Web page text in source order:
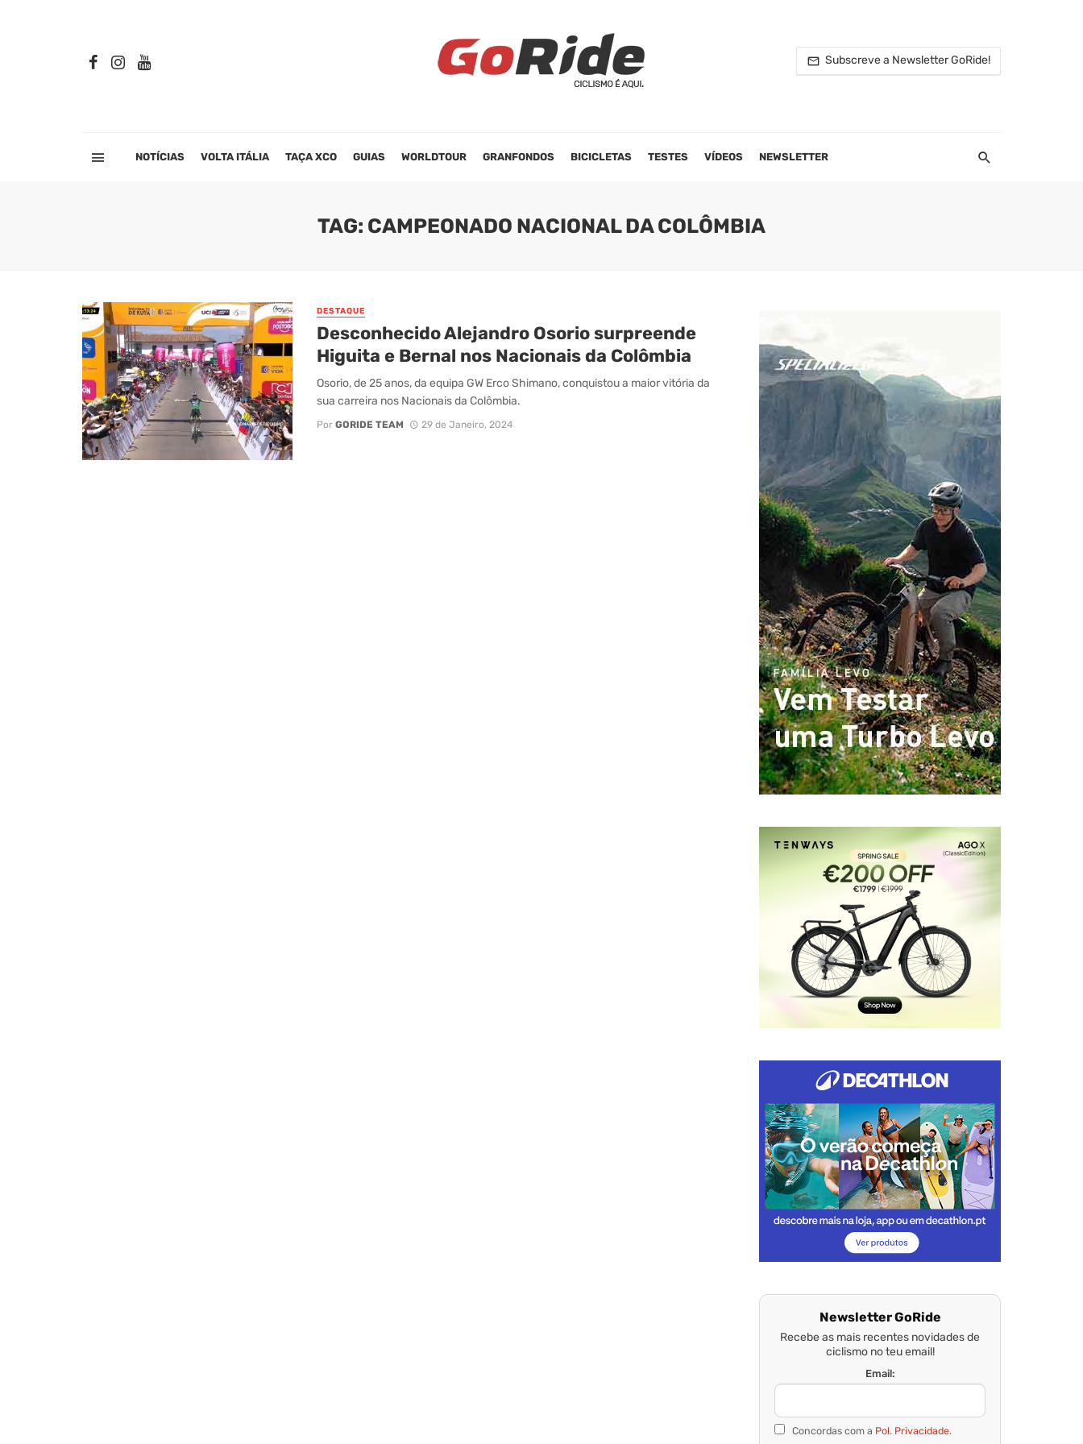
Subscreve a Newsletter GoRide!
NOTÍCIAS VOLTA ITÁLIA TAÇA XCO GUIAS WORLDTOUR GRANFONDOS BICICLETAS TESTES VÍDEOS NEWSLETTER
TAG: CAMPEONADO NACIONAL DA COLÔMBIA
DESTAQUE
Desconhecido Alejandro Osorio surpreende
Higuita e Bernal nos Nacionais da Colômbia
Osorio, de 25 anos, da equipa GW Erco Shimano, conquistou a maior vitória da
sua carreira nos Nacionais da Colômbia.
Por GORIDE TEAM 29 de Janeiro, 2024
Newsletter GoRide
Recebe as mais recentes novidades de
ciclismo no teu email!
Email:
Concordas com a Pol. Privacidade.